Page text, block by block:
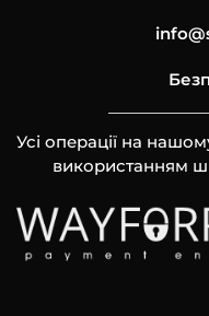
Усі операції на
використанням